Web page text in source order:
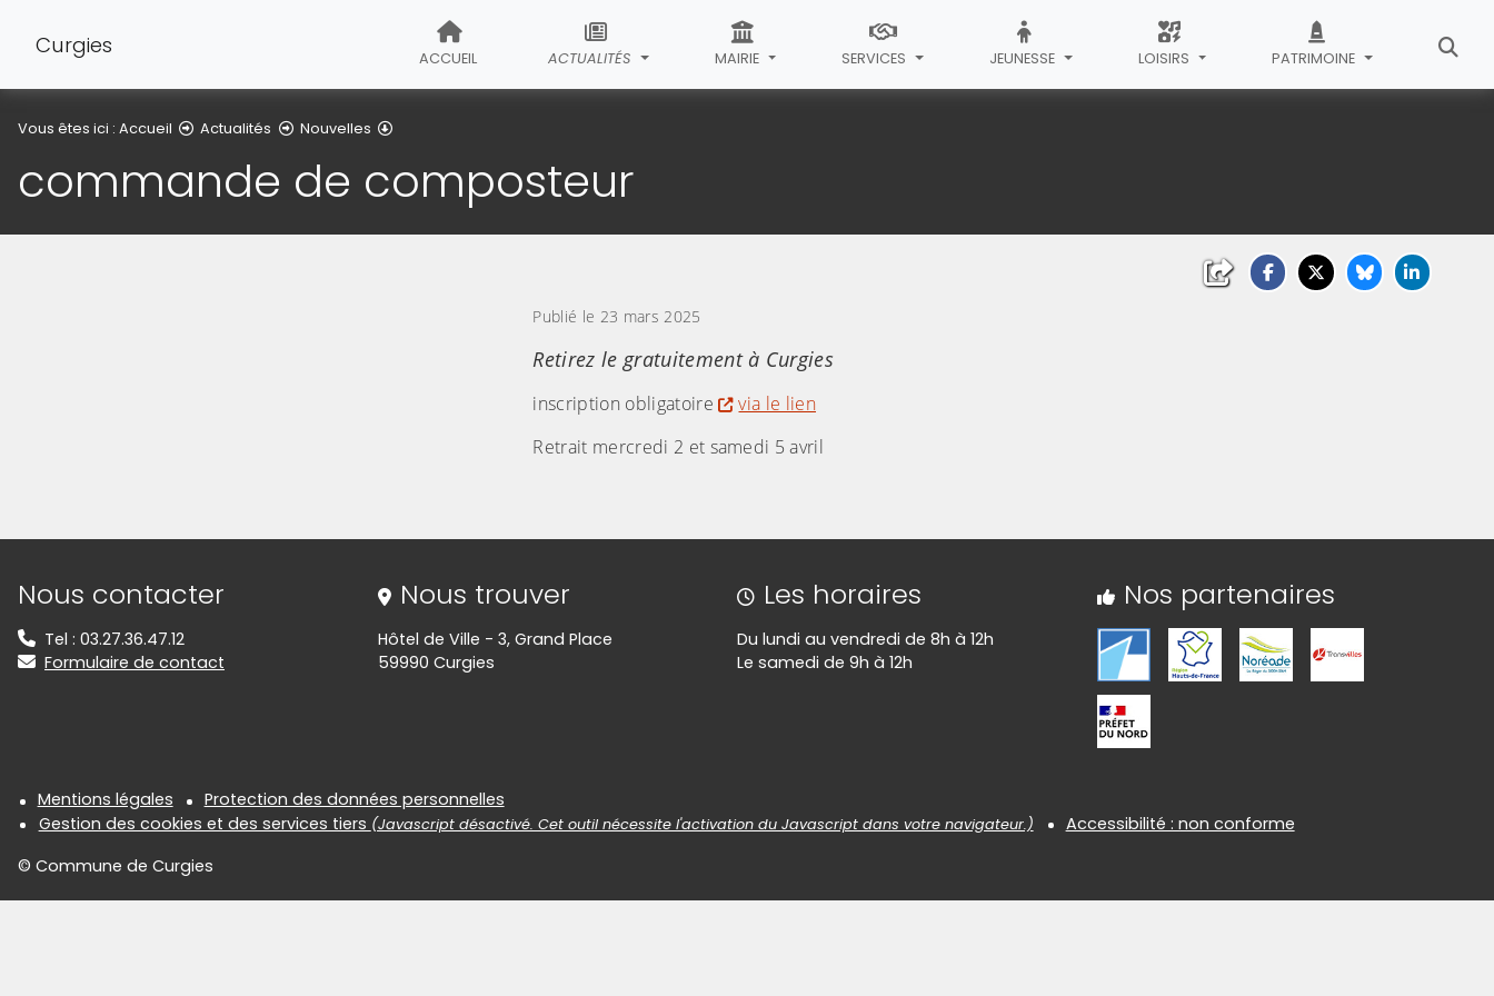
Curgies ACCUEIL ACTUALITÉS MAIRIE SERVICES JEUNESSE LOISIRS PATRIMOINE
Vous êtes ici : Accueil Actualités Nouvelles
commande de composteur
Publié le 23 mars 2025
Retirez le gratuitement à Curgies
inscription obligatoire
via le lien
Retrait mercredi 2 et samedi 5 avril
Informations de contact
Nous contacter
Tel : 03.27.36.47.12
Formulaire de contact
Nous trouver
Hôtel de Ville - 3, Grand Place
59990 Curgies
Les horaires
Du lundi au vendredi de 8h à 12h
Le samedi de 9h à 12h
Nos partenaires
Informations réglementaires
Mentions légales
Protection des données personnelles
Gestion des cookies et des services tiers (Javascript désactivé. Cet outil nécessite l'activation du Javascript dans votre navigateur.)
Accessibilité : non conforme
© Commune de Curgies